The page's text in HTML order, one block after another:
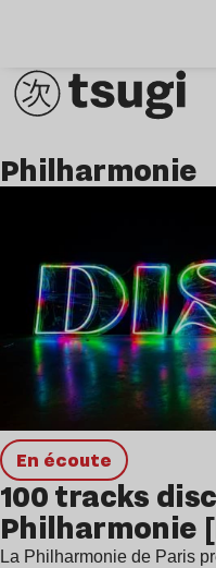
Philharmonie
en écoute
100 tracks
Philharmonie
La Philharmonie de Paris